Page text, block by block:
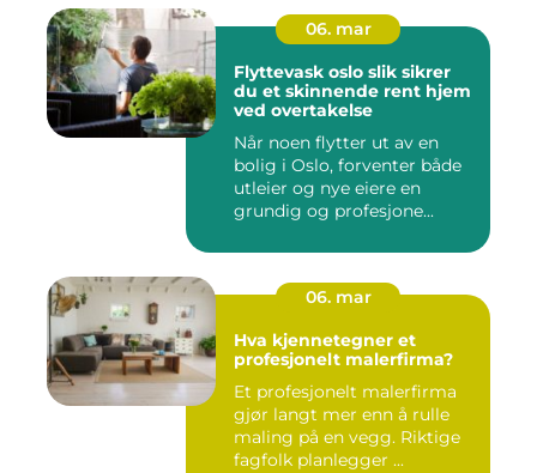
06. mar
Flyttevask oslo slik sikrer
du et skinnende rent hjem
ved overtakelse
Når noen flytter ut av en
bolig i Oslo, forventer både
utleier og nye eiere en
grundig og profesjone...
06. mar
Hva kjennetegner et
profesjonelt malerfirma?
Et profesjonelt malerfirma
gjør langt mer enn å rulle
maling på en vegg. Riktige
fagfolk planlegger ...